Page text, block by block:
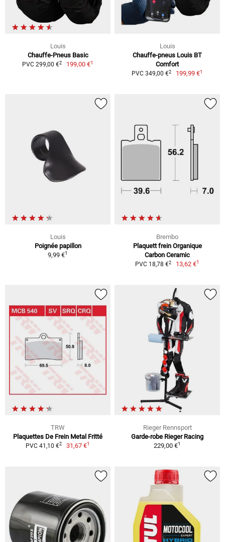
Louis
Chauffe-Pneus Basic
PVC 299,00 €2 199,00 €1
Louis
Chauffe-pneus Louis BT
Comfort
PVC 349,00 €2 199,99 €1
Louis
Poignée papillon
9,99 €1
Brembo
Plaquett frein Organique
Carbon Ceramic
PVC 18,78 €2 13,62 €1
TRW
Plaquettes De Frein Metal Fritté
PVC 41,10 €2 31,67 €1
Rieger Rennsport
Garde-robe Rieger Racing
229,00 €1